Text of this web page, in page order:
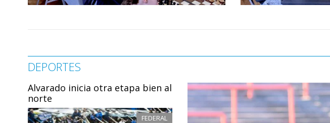
DEPORTES
Alvarado inicia otra etapa bien al
norte
FEDERAL